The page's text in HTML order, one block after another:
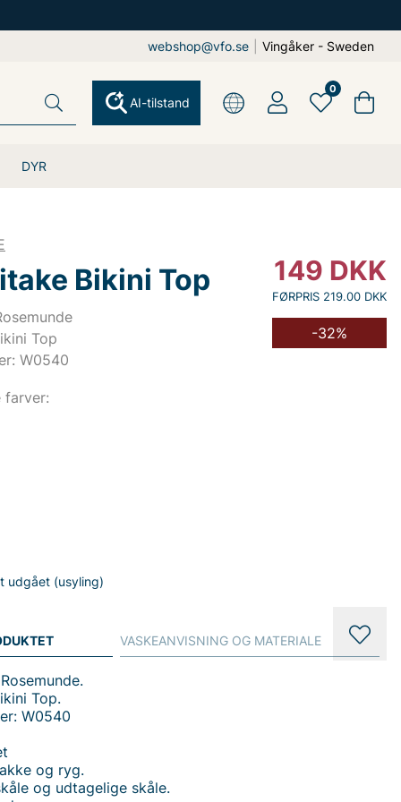
webshop@vfo.se Vingåker - Sweden
DYR
AI-tilstand
0
Bikini Top
Top
W0540
149 DKK
FØRPRIS 219.00 DKK
-32%
farver:
udgået (usyling)
Top.
W0540
og ryg.
og udtagelige skåle.
VASKEANVISNING OG MATERIALE